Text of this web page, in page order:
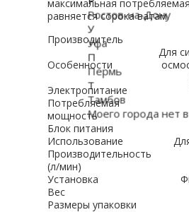
максимальная
равняется сорока ватам.
Производитель
Особенности
Для
Электропитание
Потребляемая
мощность
Блок питания
Использование
Производительность
(л/мин)
Установка
Вес
Размеры упаковки
Ростов-на-Дону
У
Уфа
П
Пермь
Т
Тамбов
Моего города нет